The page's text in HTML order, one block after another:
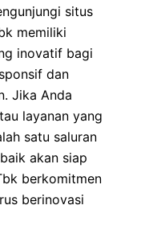
situs
memiliki
inovatif bagi
dan
Jika Anda
layanan yang
satu saluran
akan siap
berkomitmen
berinovasi